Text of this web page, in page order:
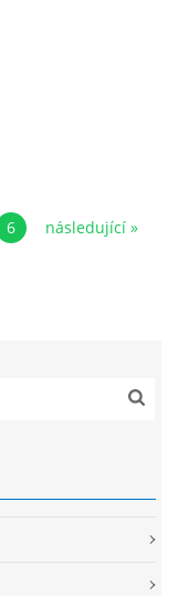
6 následující »